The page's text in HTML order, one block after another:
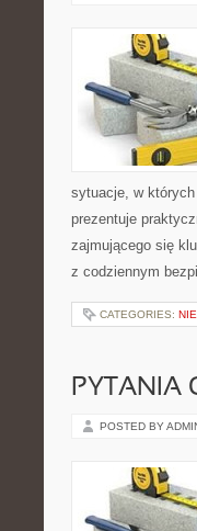
sytuacje, w
prezentuje
zajmującego się
z codziennym
CATEGORIES:
PYTANIA
POSTED BY